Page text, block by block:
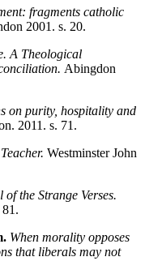
fragments catholic
2001. s. 20.
A Theological
Abingdon
on purity, hospitality and
2011. s. 71.
Westminster John
of the Strange Verses.
When morality opposes
that liberals may not